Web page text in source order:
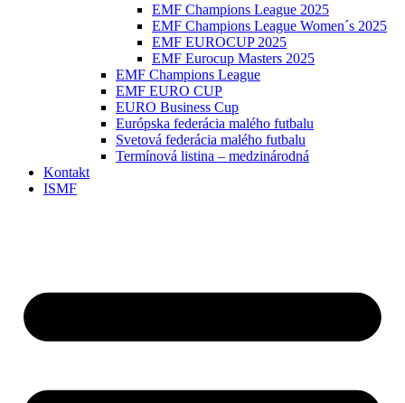
EMF Champions League 2025
EMF Champions League Women´s 2025
EMF EUROCUP 2025
EMF Eurocup Masters 2025
EMF Champions League
EMF EURO CUP
EURO Business Cup
Európska federácia malého futbalu
Svetová federácia malého futbalu
Termínová listina – medzinárodná
Kontakt
ISMF